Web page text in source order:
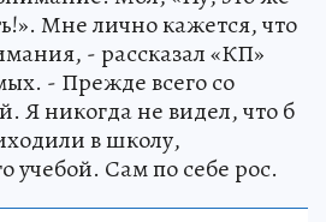
Мне лично кажется, что
- рассказал «КП»
- Прежде всего со
Я никогда не видел, что б
в школу,
учебой. Сам по себе рос.